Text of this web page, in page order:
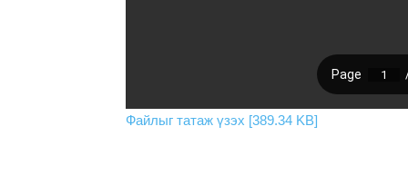
Файлыг татаж үзэх [389.34 KB]